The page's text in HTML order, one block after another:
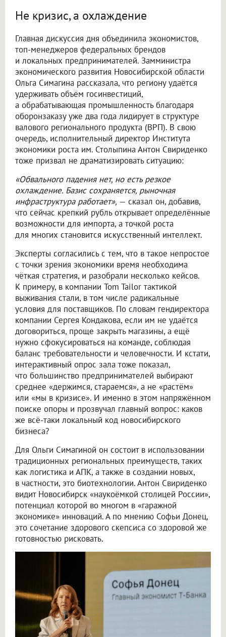
Не кризис, а охлаждение
Главная дискуссия дня объединила экономистов,
топ-менеджеров федеральных брендов
и локальных предпринимателей. Замминистра
экономического развития Новосибирской области
Ольга Симагина рассказала, что региону удаётся
удерживать объём госинвестиций,
а обрабатывающая промышленность благодаря
оборонзаказу уже два года лидирует в структуре
валового регионального продукта (ВРП). В свою
очередь, исполнительный директор Института
экономики роста им. Столыпина Антон Свириденко
тоже призвал не драматизировать ситуацию:
«Обвального падения нет, но есть резкое
охлаждение. Базис сохраняется, рыночная
инфраструктура работает», — сказал он, добавив,
что сейчас крепкий рубль открывает определённые
возможности для импорта, а точкой роста
для многих становится искусственный интеллект.
Эксперты согласились с тем, что в такое непростое
с точки зрения экономики время необходима
чёткая стратегия, и разобрали несколько кейсов.
К примеру, в компании Tom Tailor тактикой
выживания стали, в том числе радикальные
условия для поставщиков. По словам гендиректора
компании Сергея Кондакова, если им не удаётся
договориться, проще закрыть магазины, а ещё
нужно сфокусироваться на команде, соблюдая
баланс требовательности и человечности. И кстати,
интерактивный опрос зала тоже показал,
что большинство предпринимателей выбирают
среднее «держимся, стараемся», а не «растём»
или «мы в кризисе». И именно в этом напряжённом
поиске опоры и прозвучал главный вопрос: каков
же всё-таки локальный код новосибирского
бизнеса?
Для Ольги Симагиной он состоит в использовании
традиционных региональных преимуществ, таких
как логистика и АПК, а также в создании новых,
в частности, это биотехнологии. Антон Свириденко
видит Новосибирск «наукоёмкой столицей России»,
потенциал которой во многом в «гаражной
экономике» инноваций. А по мнению Софьи Донец,
это сочетание здорового скепсиса со здоровой же
готовностью рисковать.